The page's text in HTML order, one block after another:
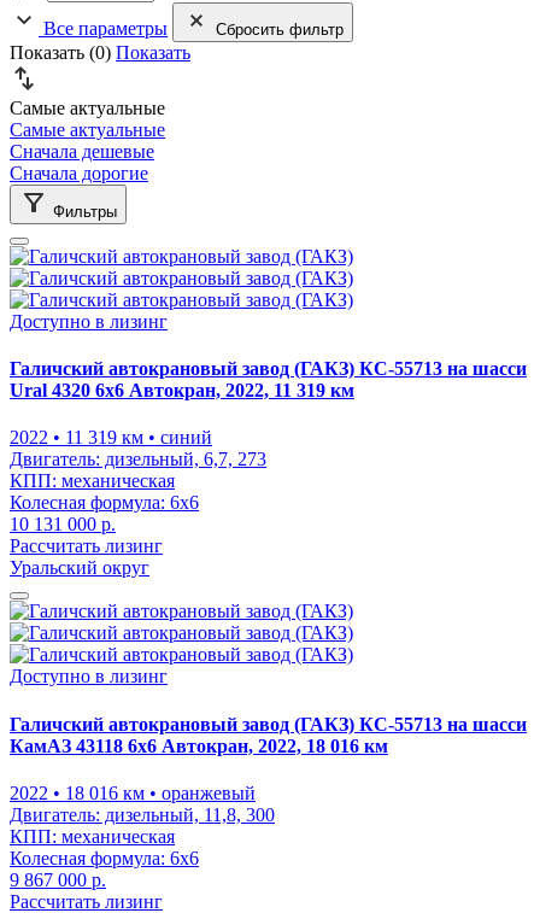
Все параметры
Сбросить фильтр
Показать (0) Показать
Самые актуальные
Самые актуальные
Сначала дешевые
Сначала дорогие
Фильтры
Доступно в лизинг
Галичский автокрановый завод (ГАКЗ) КС-55713 на шасси
Ural 4320 6x6 Автокран, 2022, 11 319 км
2022 • 11 319 км • синий
Двигатель: дизельный, 6,7, 273
КПП: механическая
Колесная формула: 6x6
10 131 000 р.
Рассчитать лизинг
Уральский округ
Доступно в лизинг
Галичский автокрановый завод (ГАКЗ) КС-55713 на шасси
КамАЗ 43118 6x6 Автокран, 2022, 18 016 км
2022 • 18 016 км • оранжевый
Двигатель: дизельный, 11,8, 300
КПП: механическая
Колесная формула: 6x6
9 867 000 р.
Рассчитать лизинг